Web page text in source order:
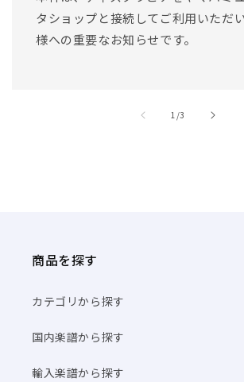
タショップと接続してご利用いただ
様への重要なお知らせです。
1 //3
商品を探す
カテゴリから探す
国内楽譜から探す
輸入楽譜から探す